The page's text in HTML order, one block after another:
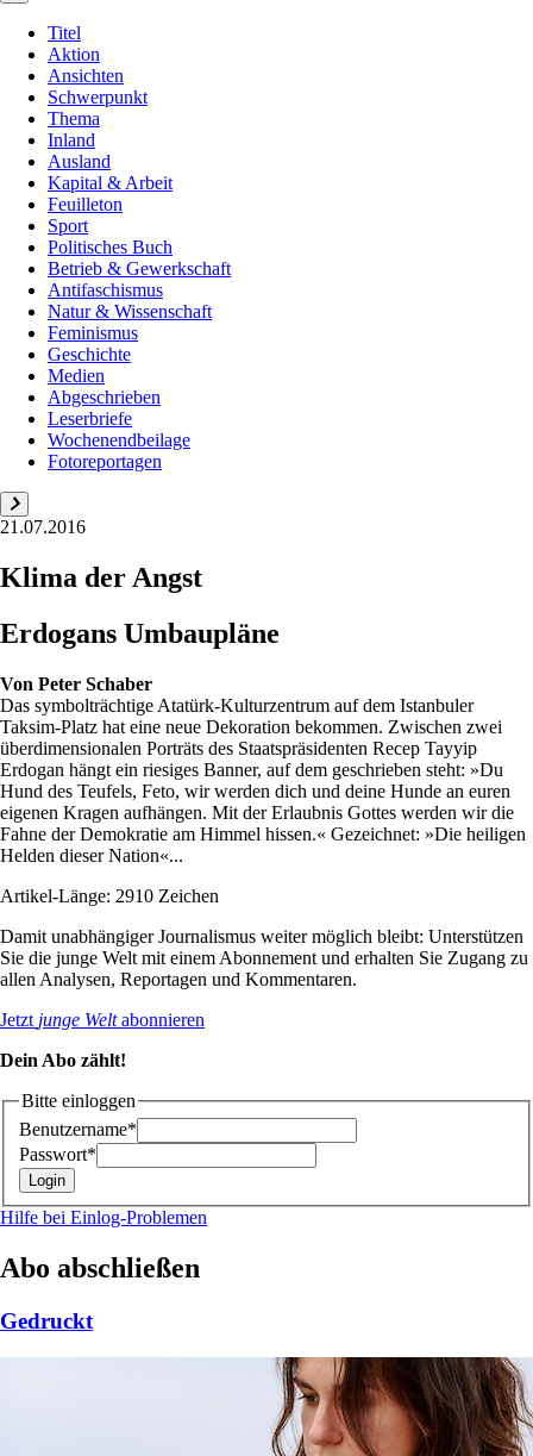
Titel
Aktion
Ansichten
Schwerpunkt
Thema
Inland
Ausland
Kapital & Arbeit
Feuilleton
Sport
Politisches Buch
Betrieb & Gewerkschaft
Antifaschismus
Natur & Wissenschaft
Feminismus
Geschichte
Medien
Abgeschrieben
Leserbriefe
Wochenendbeilage
Fotoreportagen
21.07.2016
Klima der Angst
Erdogans Umbaupläne
Von Peter Schaber
Das symbolträchtige Atatürk-Kulturzentrum auf dem Istanbuler
Taksim-Platz hat eine neue Dekoration bekommen. Zwischen zwei
überdimensionalen Porträts des Staatspräsidenten Recep Tayyip
Erdogan hängt ein riesiges Banner, auf dem geschrieben steht: »Du
Hund des Teufels, Feto, wir werden dich und deine Hunde an euren
eigenen Kragen aufhängen. Mit der Erlaubnis Gottes werden wir die
Fahne der Demokratie am Himmel hissen.« Gezeichnet: »Die heiligen
Helden dieser ­Nation«...
Artikel-Länge: 2910 Zeichen
Damit unabhängiger Journalismus weiter möglich bleibt: Unterstützen
Sie die junge Welt mit einem Abonnement und erhalten Sie Zugang zu
allen Analysen, Reportagen und Kommentaren.
Jetzt junge Weltabonnieren
Dein Abo zählt!
Bitte einloggen
Benutzername*
Passwort*
Hilfe bei Einlog-Problemen
Abo abschließen
Gedruckt